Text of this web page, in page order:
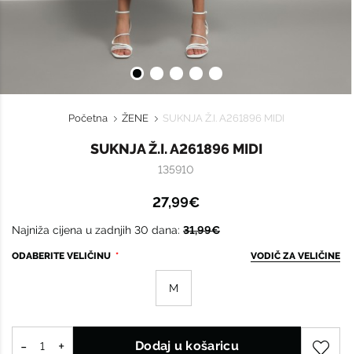
Početna ŽENE SUKNJA Ž.I. A261896 MIDI
SUKNJA Ž.I. A261896 MIDI
135910
27,99€
Najniža cijena u zadnjih 30 dana: 31,99€
ODABERITE VELIČINU VODIČ ZA VELIČINE
M
Dodaj u košaricu